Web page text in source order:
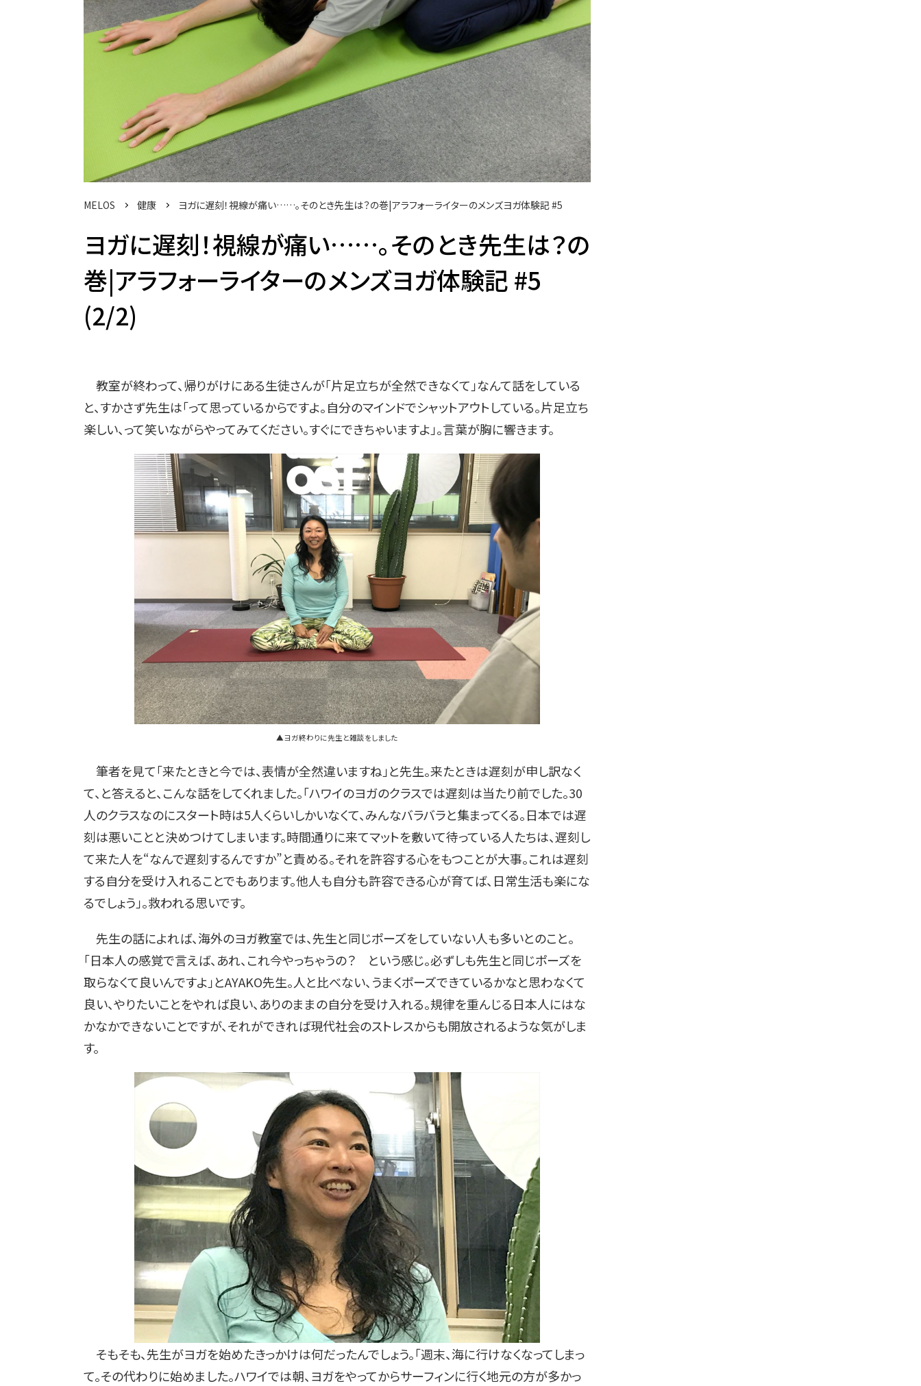
MELOS 健康 ヨガに遅刻！視線が痛い……。そのとき先生は？の巻|アラフォーライターのメンズヨガ体験記 #5
ヨガに遅刻！視線が痛い……。そのとき先生は？の
巻|アラフォーライターのメンズヨガ体験記 #5
(2/2)
教室が終わって、帰りがけにある生徒さんが「片足立ちが全然できなくて」なんて話をしている
と、すかさず先生は「って思っているからですよ。自分のマインドでシャットアウトしている。片足立ち
楽しい、って笑いながらやってみてください。すぐにできちゃいますよ」。言葉が胸に響きます。
▲ヨガ終わりに先生と雑談をしました
筆者を見て「来たときと今では、表情が全然違いますね」と先生。来たときは遅刻が申し訳なく
て、と答えると、こんな話をしてくれました。「ハワイのヨガのクラスでは遅刻は当たり前でした。30
人のクラスなのにスタート時は5人くらいしかいなくて、みんなバラバラと集まってくる。日本では遅
刻は悪いことと決めつけてしまいます。時間通りに来てマットを敷いて待っている人たちは、遅刻し
て来た人を“なんで遅刻するんですか”と責める。それを許容する心をもつことが大事。これは遅刻
する自分を受け入れることでもあります。他人も自分も許容できる心が育てば、日常生活も楽にな
るでしょう」。救われる思いです。
先生の話によれば、海外のヨガ教室では、先生と同じポーズをしていない人も多いとのこと。
「日本人の感覚で言えば、あれ、これ今やっちゃうの？ という感じ。必ずしも先生と同じポーズを
取らなくて良いんですよ」とAYAKO先生。人と比べない、うまくポーズできているかなと思わなくて
良い、やりたいことをやれば良い、ありのままの自分を受け入れる。規律を重んじる日本人にはな
かなかできないことですが、それができれば現代社会のストレスからも開放されるような気がしま
す。
そもそも、先生がヨガを始めたきっかけは何だったんでしょう。「週末、海に行けなくなってしまっ
て。その代わりに始めました。ハワイでは朝、ヨガをやってからサーフィンに行く地元の方が多かっ